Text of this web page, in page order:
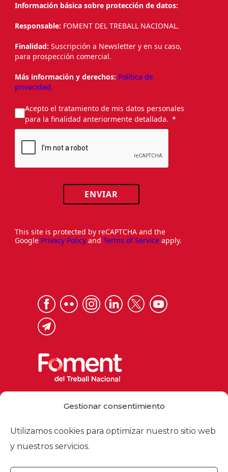
Gestionar consentimiento
Utilizamos cookies para optimizar nuestro sitio web
y nuestros servicios.
Información básica sobre protección de datos:
Responsable: FOMENT DEL TREBALL NACIONAL.
Finalidad: Suscripción a Newsletter y en su caso,
para prospección comercial.
Más información y derechos: Política de
privacidad.
Acepto el tratamiento de mis datos personales
para la finalidad anteriormente detallada.
ENVIAR
This site is protected by reCAPTCHA and the
Google Privacy Policy and Terms of Service apply.
foment@foment.com